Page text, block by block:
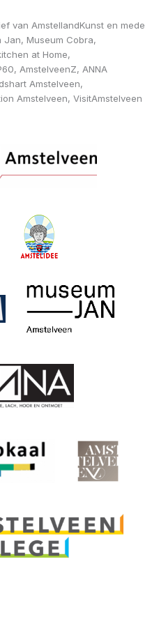
van AmstellandKunst en mede
Jan, Museum Cobra,
at Home,
AmstelveenZ, ANNA
Amstelveen,
Amstelveen, VisitAmstelveen